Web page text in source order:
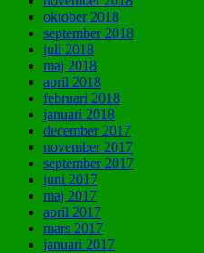
oktober 2018
september 2018
juli 2018
maj 2018
april 2018
februari 2018
januari 2018
december 2017
november 2017
september 2017
juni 2017
maj 2017
april 2017
mars 2017
januari 2017